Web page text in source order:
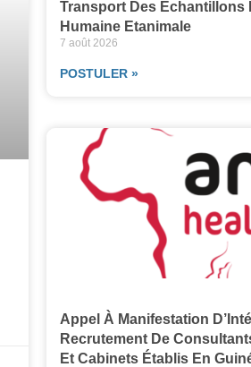
Transport Des Échantillons
Humaine Etanimale
7 août 2026
POSTULER »
Appel À Manifestation
Recrutement De
Et Cabinets Établis En